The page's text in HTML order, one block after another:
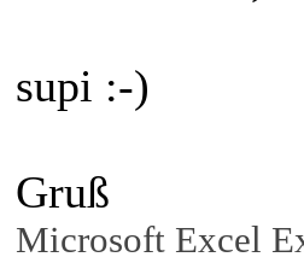
supi :-)
Gruß
Microsoft Excel